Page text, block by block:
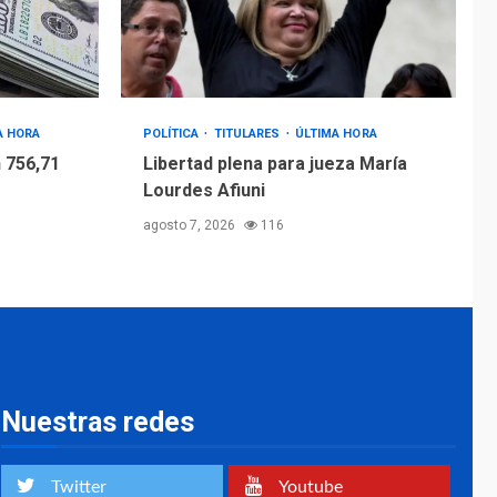
Afiuni
INTERNACIONALES
TITULARES
ÚLTIMA HORA
España impone
controles fronterizos
HORA POLÍTICA TITULARES ÚLTIMA HORA
Libertad plena para jueza María
Lourdes Afiuni
agosto 7, 2026 116
Nuestras redes
Twitter Youtube